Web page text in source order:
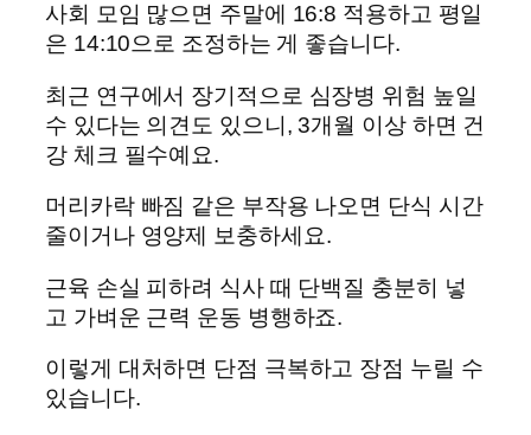
사회 모임 많으면 주말에 16:8 적용하고 평일
은 14:10으로 조정하는 게 좋습니다.
최근 연구에서 장기적으로 심장병 위험 높일
수 있다는 의견도 있으니, 3개월 이상 하면 건
강 체크 필수예요.
머리카락 빠짐 같은 부작용 나오면 단식 시간
줄이거나 영양제 보충하세요.
근육 손실 피하려 식사 때 단백질 충분히 넣
고 가벼운 근력 운동 병행하죠.
이렇게 대처하면 단점 극복하고 장점 누릴 수
있습니다.